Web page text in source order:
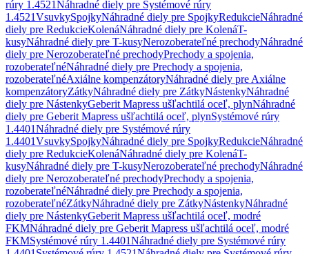
rúry 1.4521Náhradné diely pre Systémové rúry
1.4521VsuvkySpojkyNáhradné diely pre SpojkyRedukcieNáhradné
diely pre RedukcieKolenáNáhradné diely pre KolenáT-
kusyNáhradné diely pre T-kusyNerozoberateľné prechodyNáhradné
diely pre Nerozoberateľné prechodyPrechody a spojenia,
rozoberateľnéNáhradné diely pre Prechody a spojenia,
rozoberateľnéAxiálne kompenzátoryNáhradné diely pre Axiálne
kompenzátoryZátkyNáhradné diely pre ZátkyNástenkyNáhradné
diely pre NástenkyGeberit Mapress ušľachtilá oceľ, plynNáhradné
diely pre Geberit Mapress ušľachtilá oceľ, plynSystémové rúry
1.4401Náhradné diely pre Systémové rúry
1.4401VsuvkySpojkyNáhradné diely pre SpojkyRedukcieNáhradné
diely pre RedukcieKolenáNáhradné diely pre KolenáT-
kusyNáhradné diely pre T-kusyNerozoberateľné prechodyNáhradné
diely pre Nerozoberateľné prechodyPrechody a spojenia,
rozoberateľnéNáhradné diely pre Prechody a spojenia,
rozoberateľnéZátkyNáhradné diely pre ZátkyNástenkyNáhradné
diely pre NástenkyGeberit Mapress ušľachtilá oceľ, modré
FKMNáhradné diely pre Geberit Mapress ušľachtilá oceľ, modré
FKMSystémové rúry 1.4401Náhradné diely pre Systémové rúry